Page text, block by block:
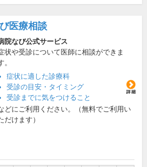
医療相談
院なび公式サービス
状や受診について医師に相談ができま
。
症状に適した診療科
受診の目安・タイミング
受診までに気をつけること
どにご利用ください。（無料でご利用い
だけます）